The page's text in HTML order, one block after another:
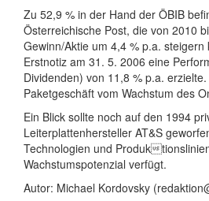
Zu 52,9 % in der Hand der ÖBIB
Österreichische Post, die von 2010
Gewinn/Aktie um 4,4 % p.a. steigern
Erstnotiz am 31. 5. 2006 eine
Dividenden) von 11,8 % p.a.
Paketgeschäft vom Wachstum des
Ein Blick sollte noch auf den 1994
Leiterplattenhersteller AT&S
Technologien und Produk
Wachstumspotenzial verfügt.
Autor: Michael Kordovsky